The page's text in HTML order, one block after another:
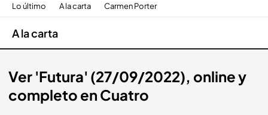
Lo último A la carta Carmen Porter
A la carta
Ver 'Futura' (27/09/2022), online y
completo en Cuatro